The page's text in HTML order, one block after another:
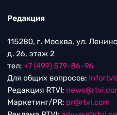
Редакция
115280, г. Москва, ул.
д. 26, этаж 2
тел: +7 (499) 579-86-96
Для общих вопросов:
Редакция RTVI:
Маркетинг/PR: pr@rtvi.com